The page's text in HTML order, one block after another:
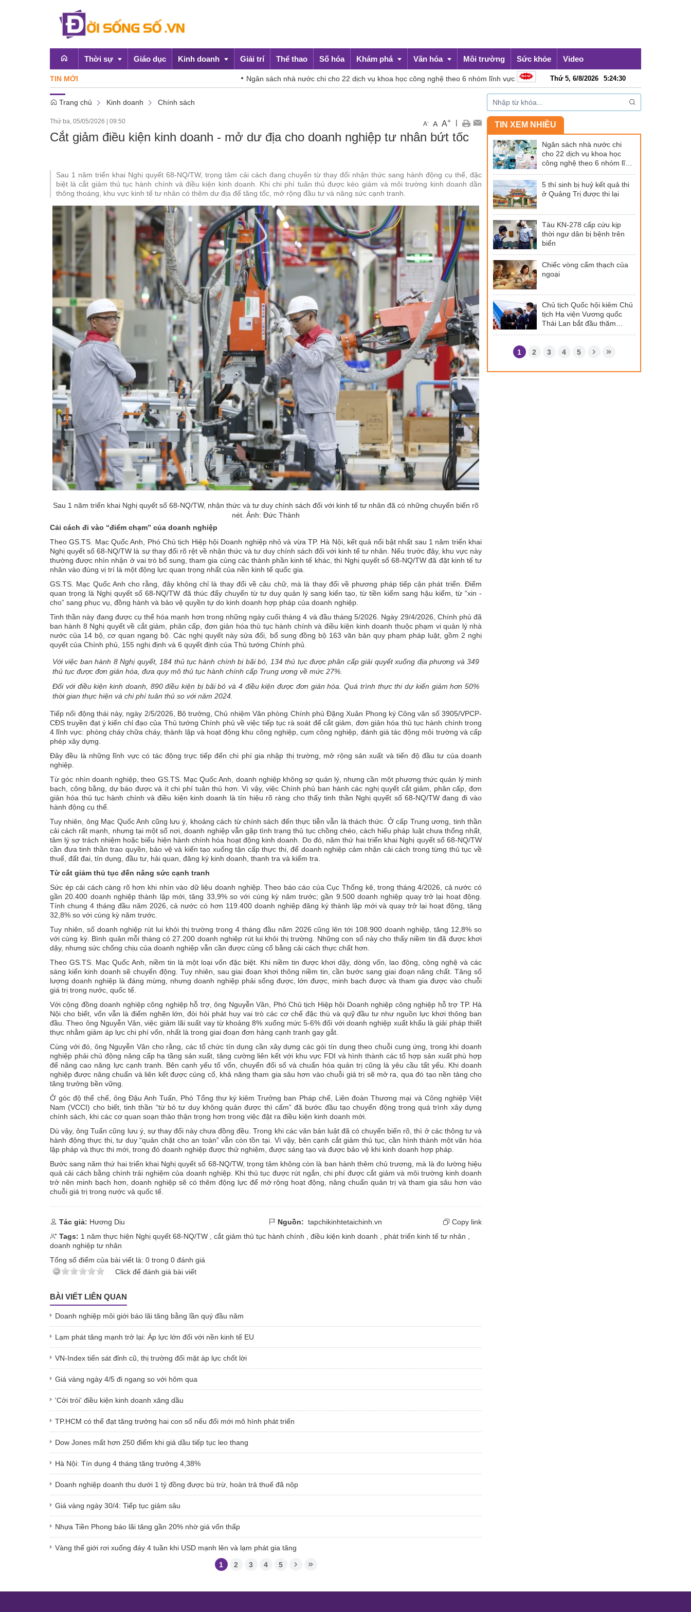
Thời sự
Emagazine
Giáo dục Kinh doanh
OCOP
Giải trí Thể thao Số hóa Khám phá Văn hóa Môi trường Sức khỏe Video
TIN MỚI Ngân sách nhà nước chi cho 22 dịch vụ khoa học công nghệ theo 6 nhóm lĩnh vực 5 thí sinh bị huỷ kết quả thi ở Quảng Trị được thi
Thứ 5, 6/8/2026 5:24:31
Trang chủ Kinh doanh Chính sách
Thứ ba, 05/05/2026 09:50 A- A A+ |
Cắt giảm điều kiện kinh doanh - mở dư địa cho doanh nghiệp tư nhân bứt tốc
Sau 1 năm triển khai Nghị quyết 68-NQ/TW, trọng tâm cải cách đang chuyển từ thay đổi nhận thức sang hành động cụ thể, đặc
biệt là cắt giảm thủ tục hành chính và điều kiện kinh doanh. Khi chi phí tuân thủ được kéo giảm và môi trường kinh doanh dần
thông thoáng, khu vực kinh tế tư nhân có thêm dư địa để tăng tốc, mở rộng đầu tư và nâng sức cạnh tranh.
Sau 1 năm triển khai Nghị quyết số 68-NQ/TW, nhận thức và tư duy chính sách đối với kinh tế tư nhân đã có những chuyển biến rõ
nét. Ảnh: Đức Thành
Cải cách đi vào “điểm chạm” của doanh nghiệp
Theo GS.TS. Mạc Quốc Anh, Phó Chủ tịch Hiệp hội Doanh nghiệp nhỏ và vừa TP. Hà Nội, kết quả nổi bật nhất sau 1 năm triển khai
Nghị quyết số 68-NQ/TW là sự thay đổi rõ rệt về nhận thức và tư duy chính sách đối với kinh tế tư nhân. Nếu trước đây, khu vực này
thường được nhìn nhận ở vai trò bổ sung, tham gia cùng các thành phần kinh tế khác, thì Nghị quyết số 68-NQ/TW đã đặt kinh tế tư
nhân vào đúng vị trí là một động lực quan trọng nhất của nền kinh tế quốc gia.
GS.TS. Mạc Quốc Anh cho rằng, đây không chỉ là thay đổi về câu chữ, mà là thay đổi về phương pháp tiếp cận phát triển. Điểm
quan trọng là Nghị quyết số 68-NQ/TW đã thúc đẩy chuyển từ tư duy quản lý sang kiến tạo, từ tiền kiểm sang hậu kiểm, từ “xin -
cho” sang phục vụ, đồng hành và bảo vệ quyền tự do kinh doanh hợp pháp của doanh nghiệp.
Tinh thần này đang được cụ thể hóa mạnh hơn trong những ngày cuối tháng 4 và đầu tháng 5/2026. Ngày 29/4/2026, Chính phủ đã
ban hành 8 Nghị quyết về cắt giảm, phân cấp, đơn giản hóa thủ tục hành chính và điều kiện kinh doanh thuộc phạm vi quản lý nhà
nước của 14 bộ, cơ quan ngang bộ. Các nghị quyết này sửa đổi, bổ sung đồng bộ 163 văn bản quy phạm pháp luật, gồm 2 nghị
quyết của Chính phủ, 155 nghị định và 6 quyết định của Thủ tướng Chính phủ.
Với việc ban hành 8 Nghị quyết, 184 thủ tục hành chính bị bãi bỏ, 134 thủ tục được phân cấp giải quyết xuống địa phương và 349
thủ tục được đơn giản hóa, đưa quy mô thủ tục hành chính cấp Trung ương về mức 27%.
Đối với điều kiện kinh doanh, 890 điều kiện bị bãi bỏ và 4 điều kiện được đơn giản hóa. Quá trình thực thi dự kiến giảm hơn 50%
thời gian thực hiện và chi phí tuân thủ so với năm 2024.
Tiếp nối động thái này, ngày 2/5/2026, Bộ trưởng, Chủ nhiệm Văn phòng Chính phủ Đặng Xuân Phong ký Công văn số 3905/VPCP-
CĐS truyền đạt ý kiến chỉ đạo của Thủ tướng Chính phủ về việc tiếp tục rà soát để cắt giảm, đơn giản hóa thủ tục hành chính trong
4 lĩnh vực: phòng cháy chữa cháy, thành lập và hoạt động khu công nghiệp, cụm công nghiệp, đánh giá tác động môi trường và cấp
phép xây dựng.
Đây đều là những lĩnh vực có tác động trực tiếp đến chi phí gia nhập thị trường, mở rộng sản xuất và tiến độ đầu tư của doanh
nghiệp.
Từ góc nhìn doanh nghiệp, theo GS.TS. Mạc Quốc Anh, doanh nghiệp không sợ quản lý, nhưng cần một phương thức quản lý minh
bạch, công bằng, dự báo được và ít chi phí tuân thủ hơn. Vì vậy, việc Chính phủ ban hành các nghị quyết cắt giảm, phân cấp, đơn
giản hóa thủ tục hành chính và điều kiện kinh doanh là tín hiệu rõ ràng cho thấy tinh thần Nghị quyết số 68-NQ/TW đang đi vào
hành động cụ thể.
Tuy nhiên, ông Mạc Quốc Anh cũng lưu ý, khoảng cách từ chính sách đến thực tiễn vẫn là thách thức. Ở cấp Trung ương, tinh thần
cải cách rất mạnh, nhưng tại một số nơi, doanh nghiệp vẫn gặp tình trạng thủ tục chồng chéo, cách hiểu pháp luật chưa thống nhất,
tâm lý sợ trách nhiệm hoặc biểu hiện hành chính hóa hoạt động kinh doanh. Do đó, năm thứ hai triển khai Nghị quyết số 68-NQ/TW
cần đưa tinh thần trao quyền, bảo vệ và kiến tạo xuống tận cấp thực thi, để doanh nghiệp cảm nhận cải cách trong từng thủ tục về
thuế, đất đai, tín dụng, đầu tư, hải quan, đăng ký kinh doanh, thanh tra và kiểm tra.
Từ cắt giảm thủ tục đến nâng sức cạnh tranh
Sức ép cải cách càng rõ hơn khi nhìn vào dữ liệu doanh nghiệp. Theo báo cáo của Cục Thống kê, trong tháng 4/2026, cả nước có
gần 20.400 doanh nghiệp thành lập mới, tăng 33,9% so với cùng kỳ năm trước; gần 9.500 doanh nghiệp quay trở lại hoạt động.
Tính chung 4 tháng đầu năm 2026, cả nước có hơn 119.400 doanh nghiệp đăng ký thành lập mới và quay trở lại hoạt động, tăng
32,8% so với cùng kỳ năm trước.
Tuy nhiên, số doanh nghiệp rút lui khỏi thị trường trong 4 tháng đầu năm 2026 cũng lên tới 108.900 doanh nghiệp, tăng 12,8% so
với cùng kỳ. Bình quân mỗi tháng có 27.200 doanh nghiệp rút lui khỏi thị trường. Những con số này cho thấy niềm tin đã được khơi
dậy, nhưng sức chống chịu của doanh nghiệp vẫn cần được củng cố bằng cải cách thực chất hơn.
Theo GS.TS. Mạc Quốc Anh, niềm tin là một loại vốn đặc biệt. Khi niềm tin được khơi dậy, dòng vốn, lao động, công nghệ và các
sáng kiến kinh doanh sẽ chuyển động. Tuy nhiên, sau giai đoạn khơi thông niềm tin, cần bước sang giai đoạn nâng chất. Tăng số
lượng doanh nghiệp là đáng mừng, nhưng doanh nghiệp phải sống được, lớn được, minh bạch được và tham gia được vào chuỗi
giá trị trong nước, quốc tế.
Với cộng đồng doanh nghiệp công nghiệp hỗ trợ, ông Nguyễn Vân, Phó Chủ tịch Hiệp hội Doanh nghiệp công nghiệp hỗ trợ TP. Hà
Nội cho biết, vốn vẫn là điểm nghẽn lớn, đòi hỏi phát huy vai trò các cơ chế đặc thù và quỹ đầu tư như nguồn lực khơi thông ban
đầu. Theo ông Nguyễn Vân, việc giảm lãi suất vay từ khoảng 8% xuống mức 5-6% đối với doanh nghiệp xuất khẩu là giải pháp thiết
thực nhằm giảm áp lực chi phí vốn, nhất là trong giai đoạn đơn hàng cạnh tranh gay gắt.
Cùng với đó, ông Nguyễn Vân cho rằng, các tổ chức tín dụng cần xây dựng các gói tín dụng theo chuỗi cung ứng, trong khi doanh
nghiệp phải chủ động nâng cấp hạ tầng sản xuất, tăng cường liên kết với khu vực FDI và hình thành các tổ hợp sản xuất phù hợp
để nâng cao năng lực cạnh tranh. Bên cạnh yếu tố vốn, chuyển đổi số và chuẩn hóa quản trị cũng là yêu cầu tất yếu. Khi doanh
nghiệp được nâng chuẩn và liên kết được củng cố, khả năng tham gia sâu hơn vào chuỗi giá trị sẽ mở ra, qua đó tạo nền tảng cho
tăng trưởng bền vững.
Ở góc độ thể chế, ông Đậu Anh Tuấn, Phó Tổng thư ký kiêm Trưởng ban Pháp chế, Liên đoàn Thương mại và Công nghiệp Việt
Nam (VCCI) cho biết, tinh thần “từ bỏ tư duy không quản được thì cấm” đã bước đầu tạo chuyển động trong quá trình xây dựng
chính sách, khi các cơ quan soạn thảo thận trọng hơn trong việc đặt ra điều kiện kinh doanh mới.
Dù vậy, ông Tuấn cũng lưu ý, sự thay đổi này chưa đồng đều. Trong khi các văn bản luật đã có chuyển biến rõ, thì ở các thông tư và
hành động thực thi, tư duy “quản chặt cho an toàn” vẫn còn tồn tại. Vì vậy, bên cạnh cắt giảm thủ tục, cần hình thành một văn hóa
lập pháp và thực thi mới, trong đó doanh nghiệp được thử nghiệm, được sáng tạo và được bảo vệ khi kinh doanh hợp pháp.
Bước sang năm thứ hai triển khai Nghị quyết số 68-NQ/TW, trọng tâm không còn là ban hành thêm chủ trương, mà là đo lường hiệu
quả cải cách bằng chính trải nghiệm của doanh nghiệp. Khi thủ tục được rút ngắn, chi phí được cắt giảm và môi trường kinh doanh
trở nên minh bạch hơn, doanh nghiệp sẽ có thêm động lực để mở rộng hoạt động, nâng chuẩn quản trị và tham gia sâu hơn vào
chuỗi giá trị trong nước và quốc tế.
Tác giả: Hương Dịu Nguồn: tapchikinhtetaichinh.vn
Copy link
Tags: 1 năm thực hiện Nghị quyết 68-NQ/TW , cắt giảm thủ tục hành chính , điều kiện kinh doanh , phát triển kinh tế tư nhân ,
doanh nghiệp tư nhân
Tổng số điểm của bài viết là: 0 trong 0 đánh giá
Click để đánh giá bài viết
BÀI VIẾT LIÊN QUAN
Doanh nghiệp môi giới báo lãi tăng bằng lần quý đầu năm
Lạm phát tăng mạnh trở lại: Áp lực lớn đối với nền kinh tế EU
VN-Index tiến sát đỉnh cũ, thị trường đối mặt áp lực chốt lời
Giá vàng ngày 4/5 đi ngang so với hôm qua
'Cởi trói' điều kiện kinh doanh xăng dầu
TP.HCM có thể đạt tăng trưởng hai con số nếu đổi mới mô hình phát triển
Dow Jones mất hơn 250 điểm khi giá dầu tiếp tục leo thang
Hà Nội: Tín dụng 4 tháng tăng trưởng 4,38%
Doanh nghiệp doanh thu dưới 1 tỷ đồng được bù trừ, hoàn trả thuế đã nộp
Giá vàng ngày 30/4: Tiếp tục giảm sâu
Nhựa Tiền Phong báo lãi tăng gần 20% nhờ giá vốn thấp
Vàng thế giới rơi xuống đáy 4 tuần khi USD mạnh lên và lạm phát gia tăng
1 2 3 4 5
TIN XEM NHIỀU
Ngân sách nhà nước chi
cho 22 dịch vụ khoa học
công nghệ theo 6 nhóm lĩnh
5 thí sinh bị huỷ kết quả thi
ở Quảng Trị được thi lại
Tàu KN-278 cấp cứu kịp
thời ngư dân bị bệnh trên
biển
Chiếc vòng cẩm thạch của
ngoại
Chủ tịch Quốc hội kiêm Chủ
tịch Hạ viện Vương quốc
Thái Lan bắt đầu thăm
1 2 3 4 5